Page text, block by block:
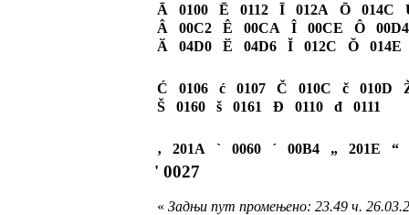
Ā 0100 Ē 0112 Ī 012A Ō
Â 00C2 Ê 00CA Î 00CE Ô
Ӑ 04D0 Ӗ 04D6 Ĭ 012C Ŏ
Ć 0106 ć 0107 Č 010C č 010D
Š 0160 š 0161 Đ 0110 đ
‚ 201A ` 0060 ´ 00B4 „ 201E “
' 0027
« Задњи пут промењено: 23.49 ч.